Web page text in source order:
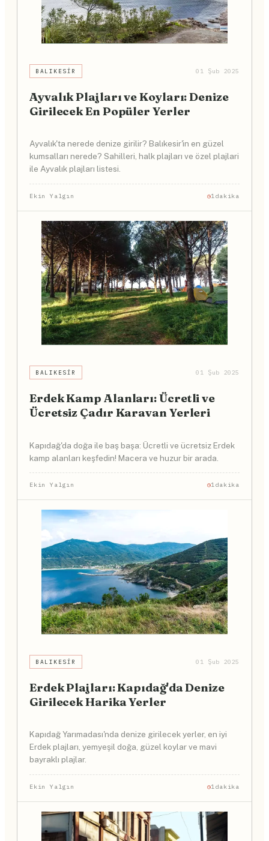
BALIKESIR 01 Şub 2025
Ayvalık Plajları ve Koyları: Denize
Girilecek En Popüler Yerler
Ayvalık'ta nerede denize girilir? Balıkesir'in en güzel
kumsalları nerede? Sahilleri, halk plajları ve özel plajlari
ile Ayvalık plajları listesi.
Ekin Yalgın 1dakika
BALIKESIR 01 Şub 2025
Erdek Kamp Alanları: Ücretli ve
Ücretsiz Çadır Karavan Yerleri
Kapıdağ'da doğa ile baş başa: Ücretli ve ücretsiz Erdek
kamp alanları keşfedin! Macera ve huzur bir arada.
Ekin Yalgın 1dakika
BALIKESIR 01 Şub 2025
Erdek Plajları: Kapıdağ'da Denize
Girilecek Harika Yerler
Kapıdağ Yarımadası'nda denize girilecek yerler, en iyi
Erdek plajları, yemyeşil doğa, güzel koylar ve mavi
bayraklı plajlar.
Ekin Yalgın 1dakika